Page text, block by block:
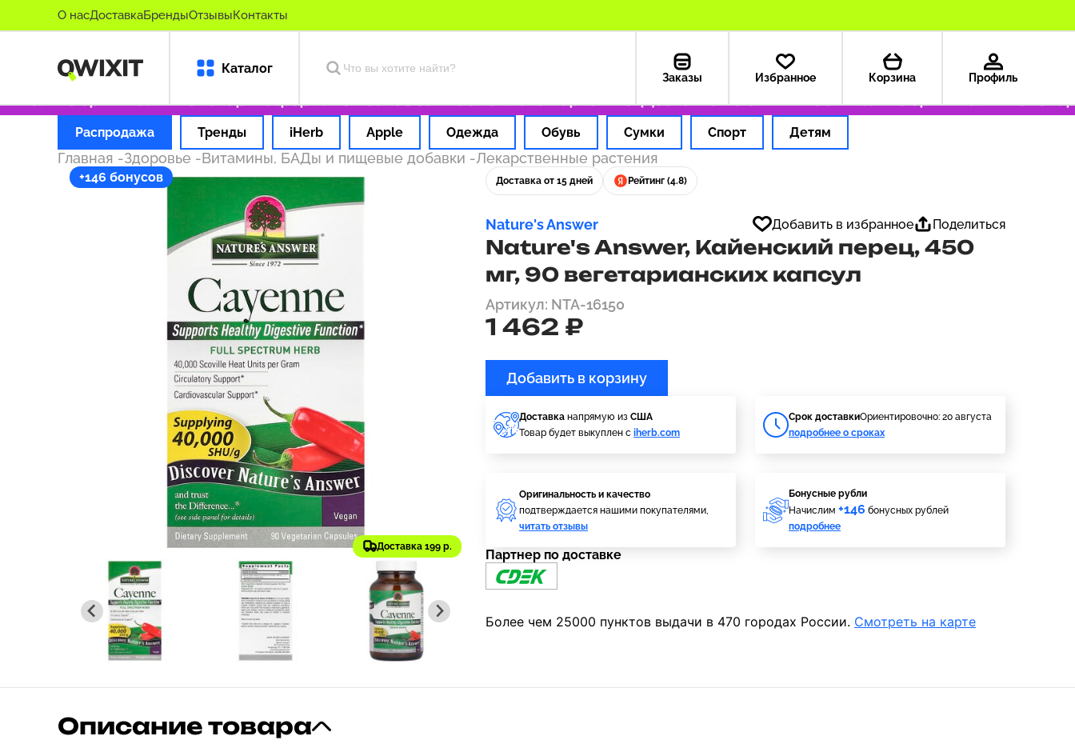
О насДоставкаБрендыОтзывыКонтакты
Каталог
Заказы Избранное Корзина Профиль
оригинальные товары Оформляем заказ за 1 час Оплата картой РФ Доставка из США — 199 ₽ Только оригинальные товары
Распродажа Тренды iHerb Apple Одежда Обувь Сумки Спорт Детям
Главная -Здоровье -Витамины, БАДы и пищевые добавки -Лекарственные растения
+146 бонусов
Доставка 199 р.
Доставка от 15 дней Рейтинг (4.8)
Nature's Answer Добавить в избранное Поделиться
Nature's Answer, Кайенский перец, 450
мг, 90 вегетарианских капсул
Артикул: NTA-16150
1 462 ₽
Добавить в корзину
Доставка напрямую из США
Товар будет выкуплен с iherb.com
Cрок доставкиОриентировочно: 20 августа
подробнее о сроках
Оригинальность и качество
подтверждается нашими покупателями,
читать отзывы
Бонусные рубли
Начислим +146 бонусных рублей
подробнее
Партнер по доставке
Более чем 25000 пунктов выдачи в 470 городах России. Смотреть на карте
Описание товара